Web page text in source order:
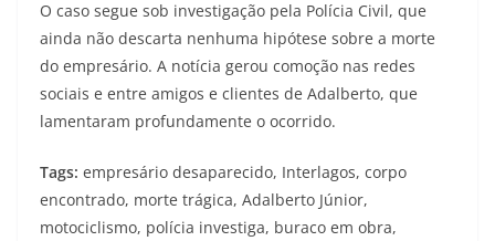
O caso segue sob investigação pela Polícia Civil, que
ainda não descarta nenhuma hipótese sobre a morte
do empresário. A notícia gerou comoção nas redes
sociais e entre amigos e clientes de Adalberto, que
lamentaram profundamente o ocorrido.
Tags: empresário desaparecido, Interlagos, corpo
encontrado, morte trágica, Adalberto Júnior,
motociclismo, polícia investiga, buraco em obra,